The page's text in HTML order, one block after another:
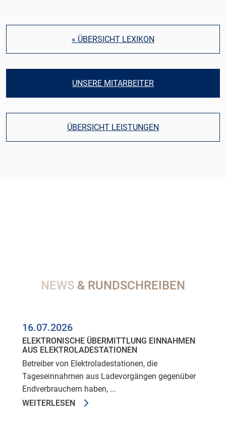
« ÜBERSICHT LEXIKON
UNSERE MITARBEITER
ÜBERSICHT LEISTUNGEN
NEWS & RUNDSCHREIBEN
16.07.2026
ELEKTRONISCHE ÜBERMITTLUNG EINNAHMEN
AUS ELEKTROLADESTATIONEN
Betreiber von Elektroladestationen, die
Tageseinnahmen aus Ladevorgängen gegenüber
Endverbrauchern haben, ...
WEITERLESEN